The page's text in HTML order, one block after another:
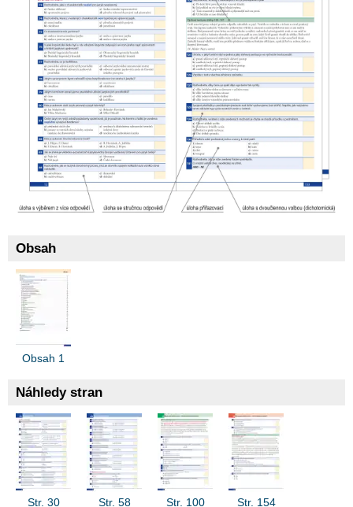
Obsah
Obsah 1
Náhledy stran
Str. 30 Str. 58 Str. 100 Str. 154